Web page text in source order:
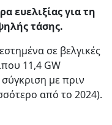
ευελιξίας για τη
τάσης.
σε βελγικές
11,4 GW
με πριν
από το 2024).